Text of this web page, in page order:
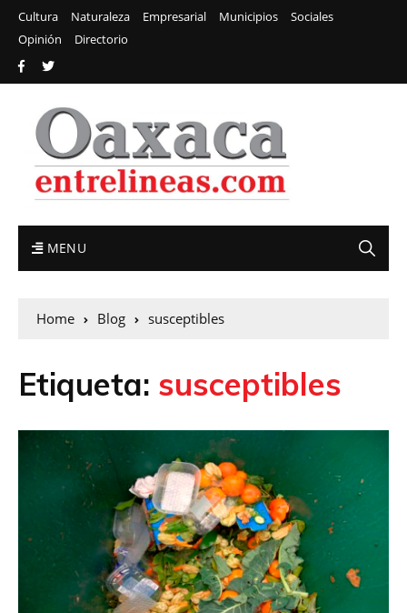
Cultura Naturaleza Empresarial Municipios
Sociales
Opinión
Directorio
MENU
Home Blog susceptibles
Etiqueta: susceptibles